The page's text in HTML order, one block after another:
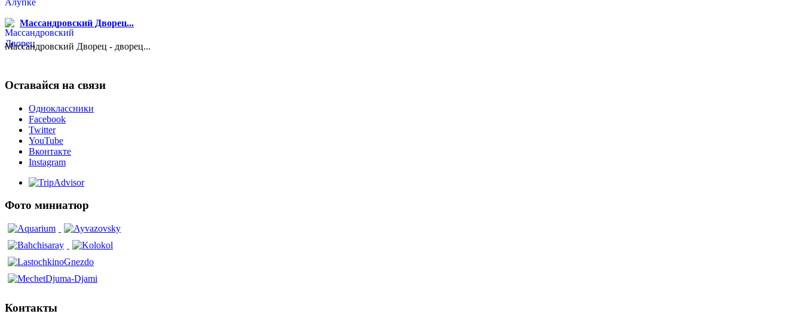
Массандровский Дворец...
Массандровский Дворец - дворец...
Оставайся на связи
Одноклассники
Facebook
Twitter
YouTube
Вконтакте
Instagram
Фото миниатюр
Контакты